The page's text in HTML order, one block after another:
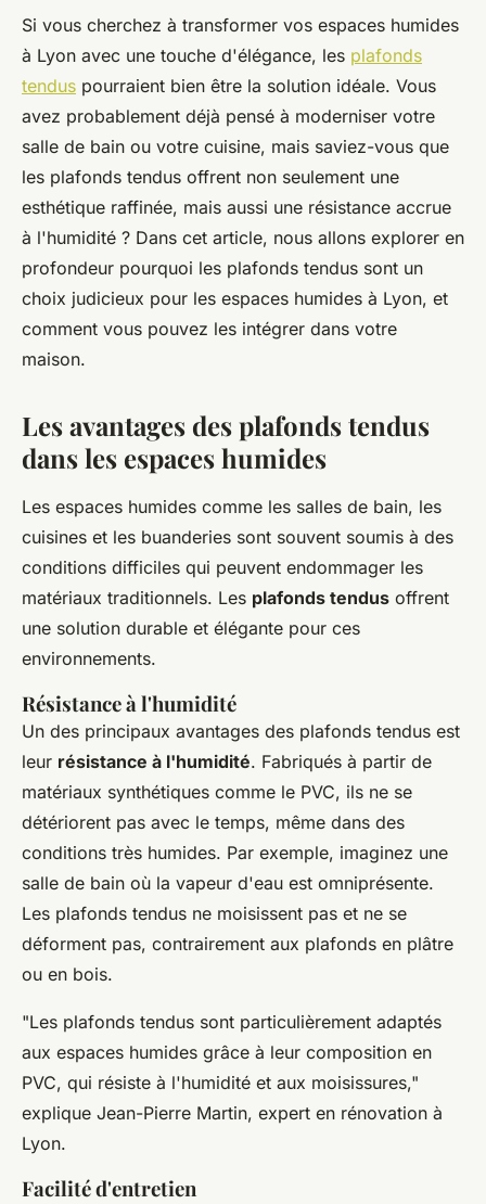
Choisir des plafonds tendus
pour les espaces humides à
lyon
Ayden•5 février 2025•9 min de lecture
Si vous cherchez à transformer vos espaces humides
à Lyon avec une touche d'élégance, les plafonds
tendus pourraient bien être la solution idéale. Vous
avez probablement déjà pensé à moderniser votre
salle de bain ou votre cuisine, mais saviez-vous que
les plafonds tendus offrent non seulement une
esthétique raffinée, mais aussi une résistance accrue
à l'humidité ? Dans cet article, nous allons explorer en
profondeur pourquoi les plafonds tendus sont un
choix judicieux pour les espaces humides à Lyon, et
comment vous pouvez les intégrer dans votre
maison.
Les avantages des plafonds tendus
dans les espaces humides
Les espaces humides comme les salles de bain, les
cuisines et les buanderies sont souvent soumis à des
conditions difficiles qui peuvent endommager les
matériaux traditionnels. Les plafonds tendus offrent
une solution durable et élégante pour ces
environnements.
Résistance à l'humidité
Un des principaux avantages des plafonds tendus est
leur résistance à l'humidité. Fabriqués à partir de
matériaux synthétiques comme le PVC, ils ne se
détériorent pas avec le temps, même dans des
conditions très humides. Par exemple, imaginez une
salle de bain où la vapeur d'eau est omniprésente.
Les plafonds tendus ne moisissent pas et ne se
déforment pas, contrairement aux plafonds en plâtre
ou en bois.
"Les plafonds tendus sont particulièrement adaptés
aux espaces humides grâce à leur composition en
PVC, qui résiste à l'humidité et aux moisissures,"
explique Jean-Pierre Martin, expert en rénovation à
Lyon.
Facilité d'entretien